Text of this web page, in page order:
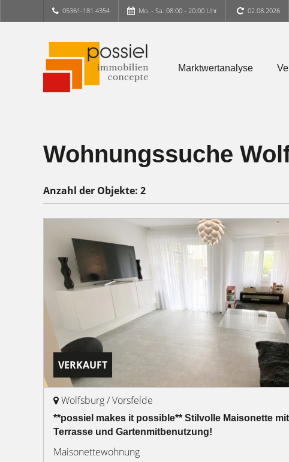
05361-181 4354 Mo. - Sa. 08:00 - 20:00 Uhr 02.08.2026
Marktwertanalyse
Wohnungssuche
Anzahl der Objekte: 2
VERKAUFT
Wolfsburg / Vorsfelde
**possiel makes it possible** Stilvolle Maisonette
Terrasse und Gartenmitbenutzung!
Maisonettewohnung